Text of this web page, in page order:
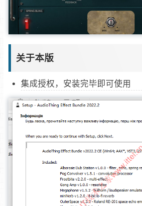
关于本版
集成授权，安装完毕即可使用